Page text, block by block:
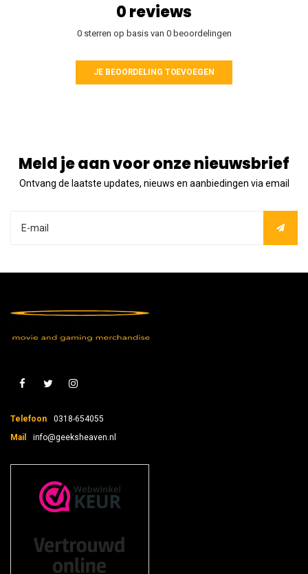
0 reviews
0 sterren op basis van 0 beoordelingen
JE BEOORDELING TOEVOEGEN
Meld je aan voor onze nieuwsbrief
Ontvang de laatste updates, nieuws en aanbiedingen via email
Telefoon
0318-654055
Mail
info@geeksheaven.nl